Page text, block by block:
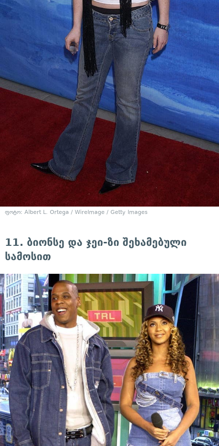
ფოტო: Albert L. Ortega / WireImage / Getty Images
11. ბიონსე და ჯეი-ზი შეხამებული
სამოსით